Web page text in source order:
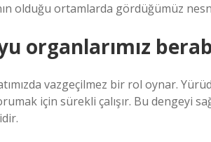
olduğu ortamlarda gördüğümüz
organlarımız
vazgeçilmez bir rol oynar.
için sürekli çalışır. Bu dengeyi